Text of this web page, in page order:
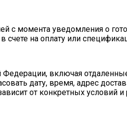
с момента уведомления о
счете на оплату или
включая
дату, время, адрес
от конкретных условий и